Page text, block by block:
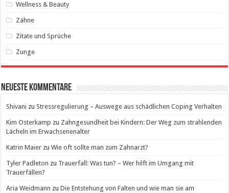
Wellness & Beauty
Zähne
Zitate und Sprüche
Zunge
Neueste Kommentare
Shivani zuStressregulierung – Auswege aus schädlichen Coping Verhalten
Kim Osterkamp zu Zahngesundheit bei Kindern: Der Weg zum strahlenden
Lächeln im Erwachsenenalter
Katrin Maier zuWie oft sollte man zum Zahnarzt?
Tyler Padleton zu Trauerfall: Was tun? – Wer hilft im Umgang mit
Trauerfällen?
Aria Weidmann zuDie Entstehung von Falten und wie man sie am